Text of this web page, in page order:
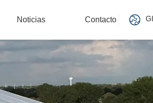
Noticias Contacto